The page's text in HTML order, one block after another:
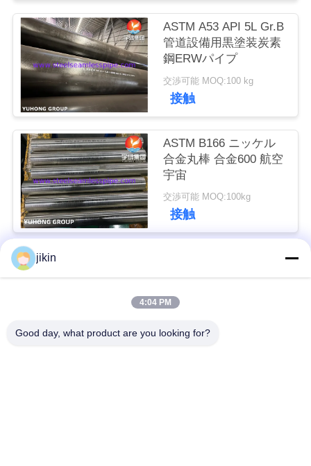
し
さ
引
用
を
要
求
し
さ
ASTM A53 API 5L Gr.B
管道設備用黒塗装炭素
鋼ERWパイプ
交渉可能 MOQ:100 kg
接触
ASTM B166 ニッケル
合金丸棒 合金600 航空
宇宙
交渉可能 MOQ:100kg
接触
ムレスパイプ
目が無い管
jikin
4:04 PM
Good day, what product are you looking for?